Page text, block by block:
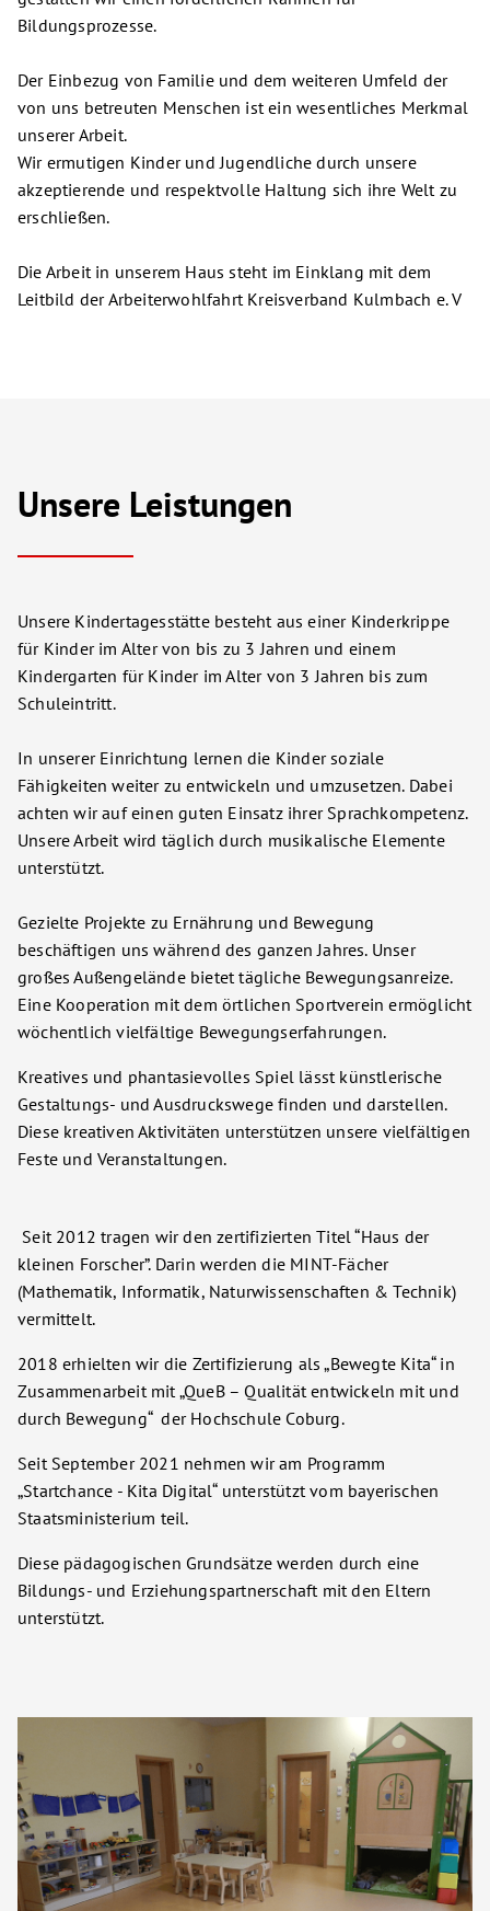
Bildungsprozesse.
Der Einbezug von Familie und dem weiteren Umfeld der
von uns betreuten Menschen ist ein wesentliches Merkmal
unserer Arbeit.
Wir ermutigen Kinder und Jugendliche durch unsere
akzeptierende und respektvolle Haltung sich ihre Welt zu
erschließen.
Die Arbeit in unserem Haus steht im Einklang mit dem
Leitbild der Arbeiterwohlfahrt Kreisverband Kulmbach e. V
Unsere Leistungen
Unsere Kindertagesstätte besteht aus einer Kinderkrippe
für Kinder im Alter von bis zu 3 Jahren und einem
Kindergarten für Kinder im Alter von 3 Jahren bis zum
Schuleintritt.
In unserer Einrichtung lernen die Kinder soziale
Fähigkeiten weiter zu entwickeln und umzusetzen. Dabei
achten wir auf einen guten Einsatz ihrer Sprachkompetenz.
Unsere Arbeit wird täglich durch musikalische Elemente
unterstützt.
Gezielte Projekte zu Ernährung und Bewegung
beschäftigen uns während des ganzen Jahres. Unser
großes Außengelände bietet tägliche Bewegungsanreize.
Eine Kooperation mit dem örtlichen Sportverein ermöglicht
wöchentlich vielfältige Bewegungserfahrungen.
Kreatives und phantasievolles Spiel lässt künstlerische
Gestaltungs- und Ausdruckswege finden und darstellen.
Diese kreativen Aktivitäten unterstützen unsere vielfältigen
Feste und Veranstaltungen.
Seit 2012 tragen wir den zertifizierten Titel “Haus der
kleinen Forscher”. Darin werden die MINT-Fächer
(Mathematik, Informatik, Naturwissenschaften & Technik)
vermittelt.
2018 erhielten wir die Zertifizierung als „Bewegte Kita“ in
Zusammenarbeit mit „QueB – Qualität entwickeln mit und
durch Bewegung“ der Hochschule Coburg.
Seit September 2021 nehmen wir am Programm
„Startchance - Kita Digital“ unterstützt vom bayerischen
Staatsministerium teil.
Diese pädagogischen Grundsätze werden durch eine
Bildungs- und Erziehungspartnerschaft mit den Eltern
unterstützt.